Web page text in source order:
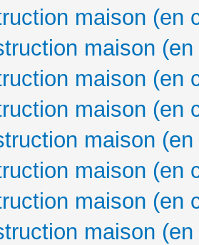
maison (en
maison
maison (en
maison (en
maison
maison (en
maison (en
maison